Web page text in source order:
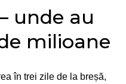
unde au
milioane
în trei zile de la breșă,